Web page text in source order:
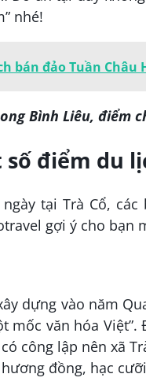
nhé!
bán đảo Tuần Châu
Bình Liêu, điểm
điểm du
tại Trà Cổ,
gợi ý cho bạn
dựng vào năm
mốc văn hóa
công lập nên xã
đồng, hạc